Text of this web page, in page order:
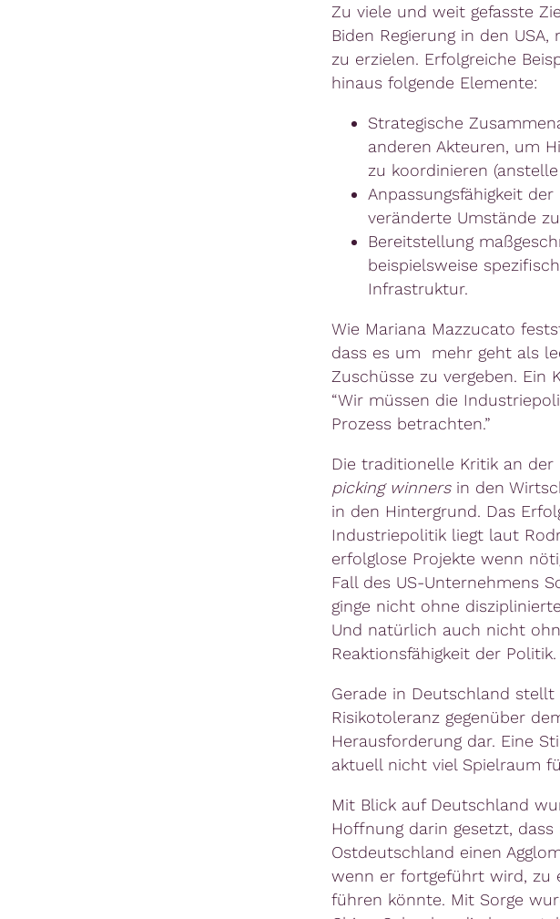
Zu viele und weit gefasste
Biden Regierung in den
zu erzielen. Erfolgreiche
hinaus folgende Elemente:
Strategische
anderen Akteuren, um
zu koordinieren
Anpassungsfähigkeit
veränderte Umstände
Bereitstellung
beispielsweise
Infrastruktur.
Wie Mariana Mazzucato
dass es um mehr geht als
Zuschüsse zu vergeben.
“Wir müssen die
Prozess betrachten.”
Die traditionelle Kritik an
picking winnersin den
in den Hintergrund. Das
Industriepolitik liegt laut
erfolglose Projekte wenn
Fall des US-Unternehmens
ginge nicht ohne
Und natürlich auch nicht
Reaktionsfähigkeit der Politik.
Gerade in Deutschland stellt
Risikotoleranz gegenüber
Herausforderung dar. Eine
aktuell nicht viel Spielraum
Mit Blick auf Deutschland
Hoffnung darin gesetzt,
Ostdeutschland einen
wenn er fortgeführt wird, zu
führen könnte. Mit Sorge